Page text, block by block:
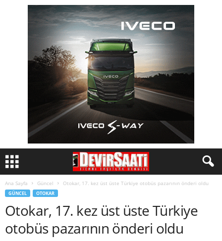
Ana Sayfa Güncel Otokar, 17. kez üst üste Türkiye otobüs pazarının önderi oldu
GÜNCEL OTOKAR
Otokar, 17. kez üst üste Türkiye
otobüs pazarının önderi oldu